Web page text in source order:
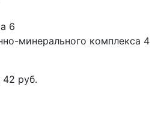
6
минерального комплекса 4
42 руб.